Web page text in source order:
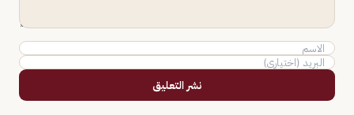
نشر التعليق